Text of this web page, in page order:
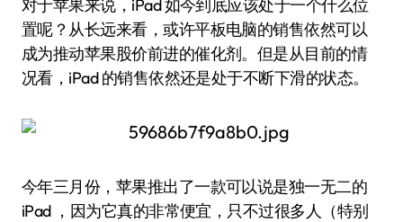
对于苹果来说，iPad 如今到底应该处于一个什么位
置呢？从长远来看，或许平板电脑的销售依然可以
成为推动苹果股价前进的催化剂。但是从目前的情
况看，iPad 的销售依然还是处于不断下滑的状态。
今年三月份，苹果推出了一款可以说是独一无二的
iPad ，因为它真的非常便宜，只不过很多人（特别